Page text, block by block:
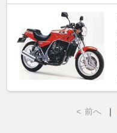
< 前へ ｜